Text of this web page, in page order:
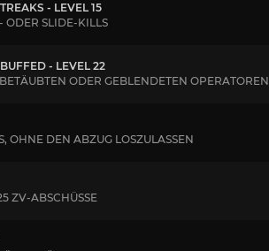
- LEVEL 15
ODER SLIDE-KILLS
- LEVEL 22
ODER GEBLENDETEN OPERATOREN
OHNE DEN ABZUG LOSZULASSEN
ZV-ABSCHÜSSE